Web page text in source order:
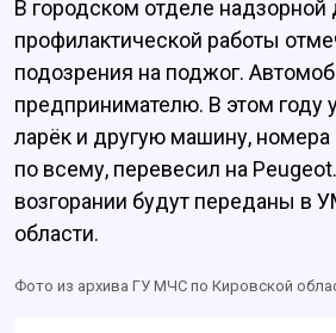
В городском отделе надзорной
профилактической работы
подозрения на поджог.
предпринимателю. В этом году
ларёк и другую машину, номера
по всему, перевесил на
возгорании будут переданы в
области.
Фото из архива ГУ МЧС по Кировской